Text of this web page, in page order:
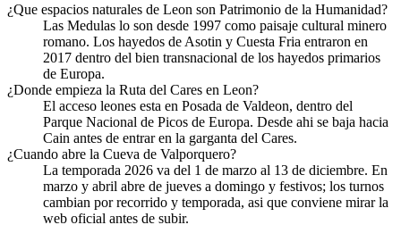
¿Que espacios naturales de Leon son Patrimonio de la Humanidad?
Las Medulas lo son desde 1997 como paisaje cultural minero
romano. Los hayedos de Asotin y Cuesta Fria entraron en
2017 dentro del bien transnacional de los hayedos primarios
de Europa.
¿Donde empieza la Ruta del Cares en Leon?
El acceso leones esta en Posada de Valdeon, dentro del
Parque Nacional de Picos de Europa. Desde ahi se baja hacia
Cain antes de entrar en la garganta del Cares.
¿Cuando abre la Cueva de Valporquero?
La temporada 2026 va del 1 de marzo al 13 de diciembre. En
marzo y abril abre de jueves a domingo y festivos; los turnos
cambian por recorrido y temporada, asi que conviene mirar la
web oficial antes de subir.